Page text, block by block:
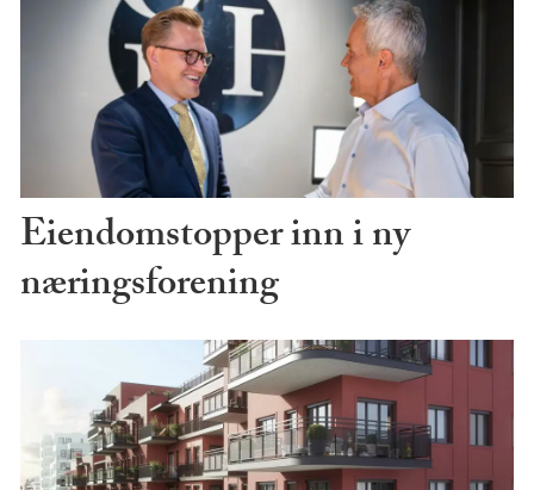
Eiendomstopper inn i ny
næringsforening